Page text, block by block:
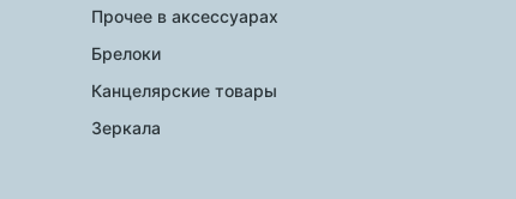
Прочее в аксессуарах
Брелоки
Канцелярские товары
Зеркала